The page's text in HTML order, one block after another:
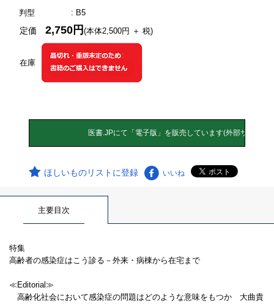
判型
: B5
在庫
定価2,750円(本体2,500円 ＋ 税)
ほしいものリストに登録 いいね
主要目次
特集
高齢者の感染症はこう診る－外来・病棟から在宅まで
≪Editorial≫
高齢化社会において感染症の問題はどのような意味をもつか 大曲貴